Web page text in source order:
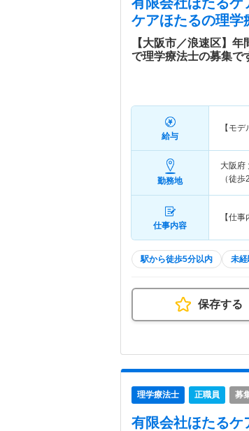
ケアほたるの理学
【大阪市／浪速区】
で理学療法士の募集で
給与
【モデ
勤務地
大阪府
（徒
仕事内容
【仕
駅から徒歩5分以内 未
保存する
理学療法士 正職員 募
有限会社ほたるケ